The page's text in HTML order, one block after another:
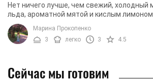
Нет ничего лучше, чем свежий, холодный
льда, ароматной мятой и кислым
жаркий летний день. Поэтому, мы хотим ...
Марина Прокопенко
3
легко 3 4.5
Сейчас мы готовим